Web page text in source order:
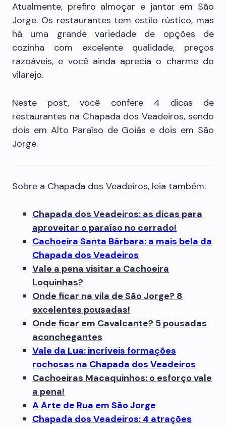
Atualmente, prefiro almoçar e jantar em São
Jorge. Os restaurantes tem estilo rústico, mas
há uma grande variedade de opções de
cozinha com excelente qualidade, preços
razoáveis, e você ainda aprecia o charme do
vilarejo.
Neste post, você confere 4 dicas de
restaurantes na Chapada dos Veadeiros, sendo
dois em Alto Paraíso de Goiás e dois em São
Jorge.
Sobre a Chapada dos Veadeiros, leia também:
Chapada dos Veadeiros: as dicas para
aproveitar o paraíso no cerrado!
Cachoeira Santa Bárbara: a mais bela da
Chapada dos Veadeiros
Vale a pena visitar a Cachoeira
Loquinhas?
Onde ficar na vila de São Jorge? 8
excelentes pousadas!
Onde ficar em Cavalcante? 5 pousadas
aconchegantes
Vale da Lua: incríveis formações
rochosas na Chapada dos Veadeiros
Cachoeiras Macaquinhos: o esforço vale
a pena!
A Arte de Rua em São Jorge
Chapada dos Veadeiros: 4 atrações